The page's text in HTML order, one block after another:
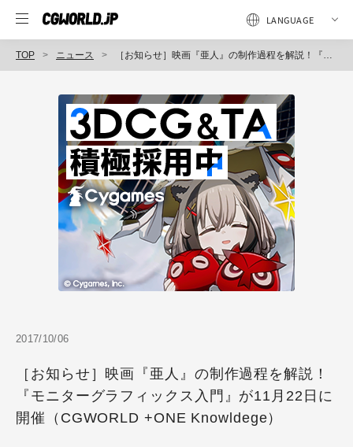
TOP ニュース ［お知らせ］映画『亜人』の制作過程を解説！『モニターグラフィックス入門』が11月22日に開催（CGWORLD +ONE Knowldege）
2017/10/06
［お知らせ］映画『亜人』の制作過程を解説！
『モニターグラフィックス入門』が11月22日に
開催（CGWORLD +ONE Knowldege）